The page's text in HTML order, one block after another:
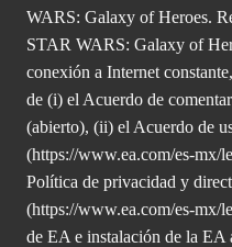
WARS: Galaxy of Heroes.
STAR WARS: Galaxy of
conexión a Internet
de (i) el Acuerdo de
(abierto), (ii) el Acuerdo de
(https://www.ea.com/es-mx/
Política de privacidad y
(https://www.ea.com/es-mx/
de EA e instalación de la EA